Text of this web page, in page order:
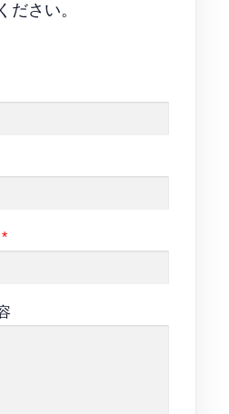
ださい。
*